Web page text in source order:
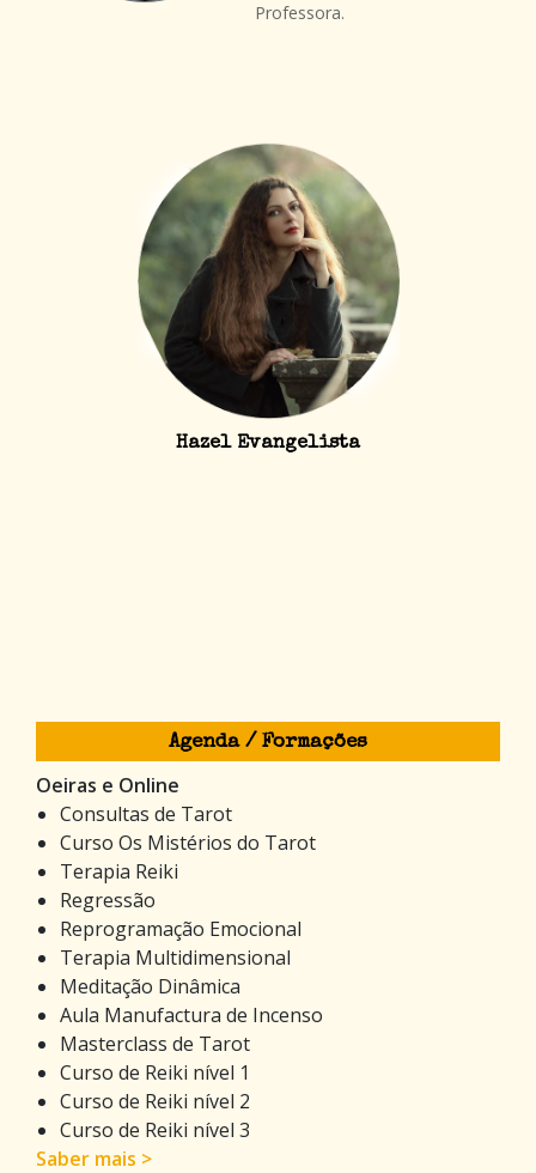
Professora.
Hazel Evangelista
Agenda / Formações
Oeiras e Online
Consultas de Tarot
Curso Os Mistérios do Tarot
Terapia Reiki
Regressão
Reprogramação Emocional
Terapia Multidimensional
Meditação Dinâmica
Aula Manufactura de Incenso
Masterclass de Tarot
Curso de Reiki nível 1
Curso de Reiki nível 2
Curso de Reiki nível 3
Saber mais >